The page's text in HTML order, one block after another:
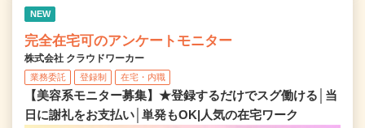
NEW
完全在宅可のアンケートモニター
株式会社 クラウドワーカー
業務委託 登録制 在宅・内職
【美容系モニター募集】★登録するだけでスグ働ける│当
日に謝礼をお支払い│単発もOK|人気の在宅ワーク